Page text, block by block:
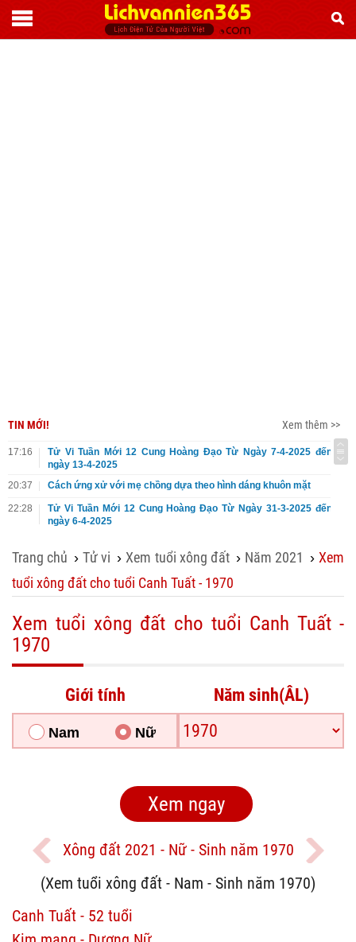
TIN MỚI! Xem thêm >>
17:16
Tử Vi Tuần Mới 12 Cung Hoàng Đạo Từ Ngày 7-4-2025 đến
ngày 13-4-2025
20:37
Cách ứng xử với mẹ chồng dựa theo hình dáng khuôn mặt
22:28
Tử Vi Tuần Mới 12 Cung Hoàng Đạo Từ Ngày 31-3-2025 đến
ngày 6-4-2025
Trang chủ ›Tử vi ›Xem tuổi xông đất › Năm 2021 ›Xem
tuổi xông đất cho tuổi Canh Tuất - 1970
Xem tuổi xông đất cho tuổi Canh Tuất -
1970
Giới tính
Nam Nữ
Năm sinh(ÂL)
Xông đất 2021 - Nữ - Sinh năm 1970
(Xem tuổi xông đất - Nam - Sinh năm 1970)
Canh Tuất - 52 tuổi